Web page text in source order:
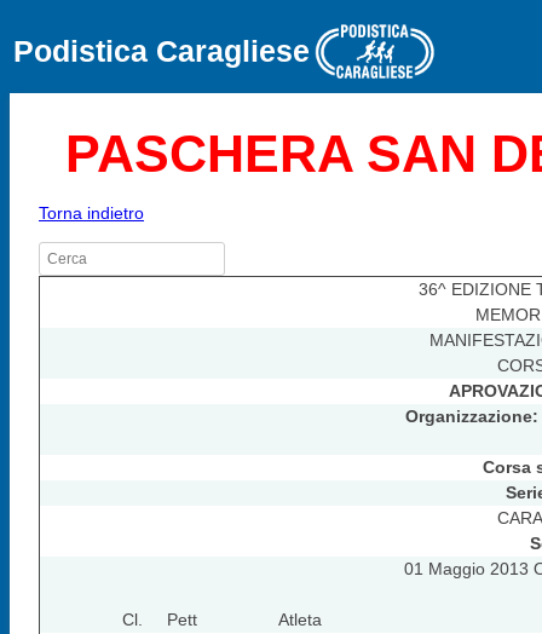
Podistica Caragliese
PASCHERA SAN
Torna indietro
36^ EDIZIONE
Organizzazione:
Corsa
01 Maggio 2013
Cl. Pett
Atleta